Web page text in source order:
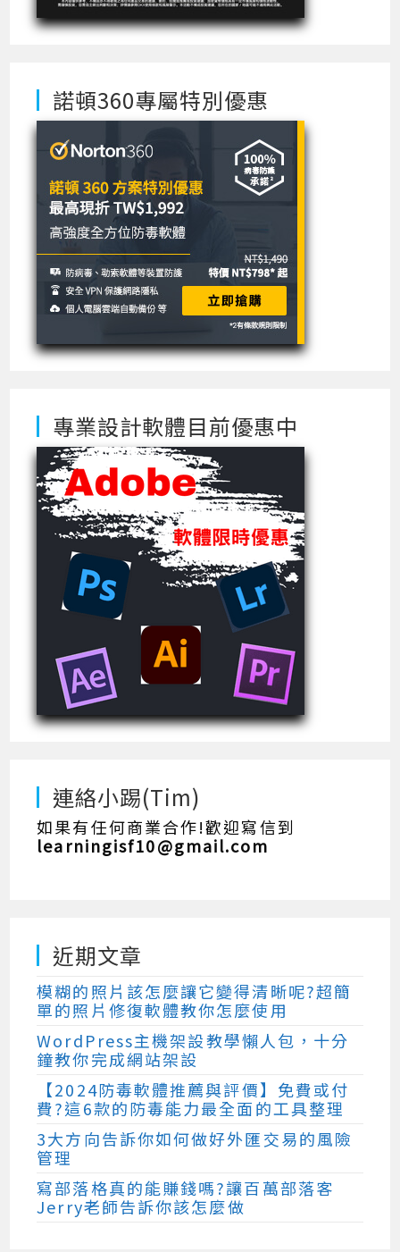
諾頓360專屬特別優惠
專業設計軟體目前優惠中
連絡小踢(Tim)
如果有任何商業合作!歡迎寫信到
learningisf10@gmail.com
近期文章
模糊的照片該怎麼讓它變得清晰呢?超簡
單的照片修復軟體教你怎麼使用
WordPress主機架設教學懶人包，十分
鐘教你完成網站架設
【2024防毒軟體推薦與評價】免費或付
費?這6款的防毒能力最全面的工具整理
3大方向告訴你如何做好外匯交易的風險
管理
寫部落格真的能賺錢嗎?讓百萬部落客
Jerry老師告訴你該怎麼做